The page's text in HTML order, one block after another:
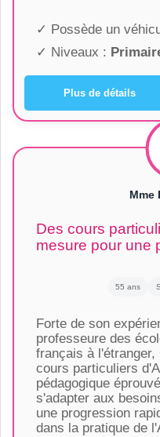
✓ Possède un
✓ Niveaux :
Plus de détails
Mme
Des cours
mesure pour une
55 ans
Forte de son
professeure des
français à
cours particuliers
pédagogique
s'adapter aux
une progression
dans la pratique de